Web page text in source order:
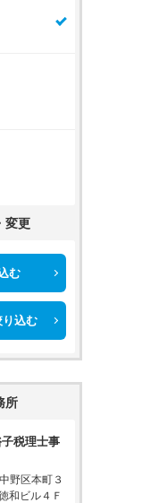
変更
む
込む
所
税理士事
野区本町３
和ビル４Ｆ